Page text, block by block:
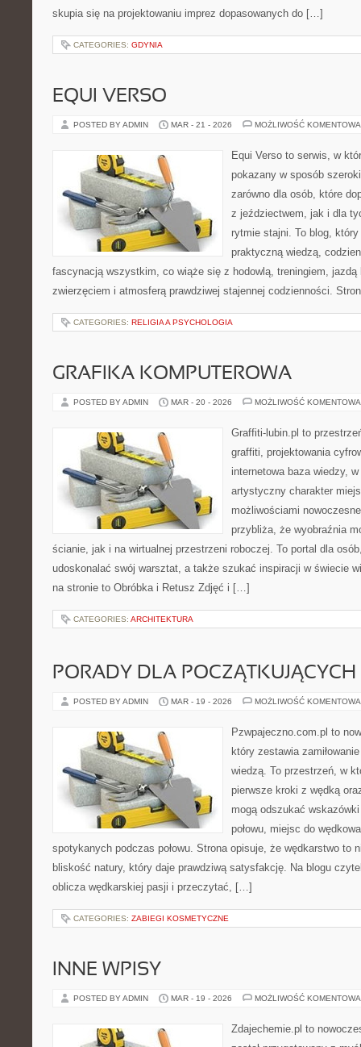
skupia się na projektowaniu imprez dopasowanych do […]
CATEGORIES: GDYNIA
EQUI VERSO
POSTED BY ADMIN MAR - 21 - 2026 MOŻLIWOŚĆ
Equi Verso to serwis, w
pokazany w sposób
zarówno dla osób, które
z jeździectwem, jak i dla
rytmie stajni. To blog,
praktyczną wiedzą,
fascynacją wszystkim, co wiąże się z hodowlą, treningiem, jazdą
zwierzęciem i atmosferą prawdziwej stajennej codzienności.
CATEGORIES: RELIGIA A PSYCHOLOGIA
GRAFIKA KOMPUTEROWA
POSTED BY ADMIN MAR - 20 - 2026 MOŻLIWOŚĆ
Graffiti-lubin.pl to
graffiti, projektowania
internetowa baza wiedzy,
artystyczny charakter
możliwościami
przybliża, że wyobraźnia
ścianie, jak i na wirtualnej przestrzeni roboczej. To portal dla
udoskonalać swój warsztat, a także szukać inspiracji w świecie
na stronie to Obróbka i Retusz Zdjęć i […]
CATEGORIES: ARCHITEKTURA
PORADY DLA POCZĄTKUJĄCYCH
POSTED BY ADMIN MAR - 19 - 2026 MOŻLIWOŚĆ
Pzwpajeczno.com.pl to
który zestawia
wiedzą. To przestrzeń, w
pierwsze kroki z wędką
mogą odszukać
połowu, miejsc do
spotykanych podczas połowu. Strona opisuje, że wędkarstwo to
bliskość natury, który daje prawdziwą satysfakcję. Na blogu
oblicza wędkarskiej pasji i przeczytać, […]
CATEGORIES: ZABIEGI KOSMETYCZNE
INNE WPISY
POSTED BY ADMIN MAR - 19 - 2026 MOŻLIWOŚĆ
Zdajechemie.pl to